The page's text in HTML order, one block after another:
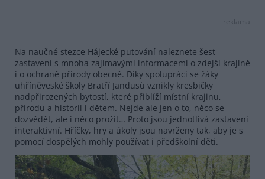
reklama
Na naučné stezce Hájecké putování naleznete šest
zastavení s mnoha zajímavými informacemi o zdejší krajině
i o ochraně přírody obecně. Díky spolupráci se žáky
uhříněveské školy Bratří Jandusů vznikly kresbičky
nadpřirozených bytostí, které přiblíží místní krajinu,
přírodu a historii i dětem. Nejde ale jen o to, něco se
dozvědět, ale i něco prožít… Proto jsou jednotlivá zastavení
interaktivní. Hříčky, hry a úkoly jsou navrženy tak, aby je s
pomocí dospělých mohly používat i předškolní děti.